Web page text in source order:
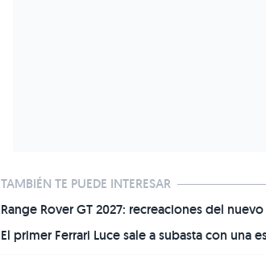
TAMBIÉN TE PUEDE INTERESAR
Range Rover GT 2027: recreaciones del
El primer Ferrari Luce sale a subasta con una